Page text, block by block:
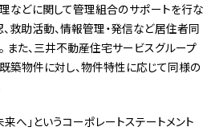
などに関して管理組合のサポートを行な
救助活動、情報管理・発信など居住者同
また、三井不動産住宅サービスグループ
築物件に対し、物件特性に応じて同様の
へ」というコーポレートステートメント